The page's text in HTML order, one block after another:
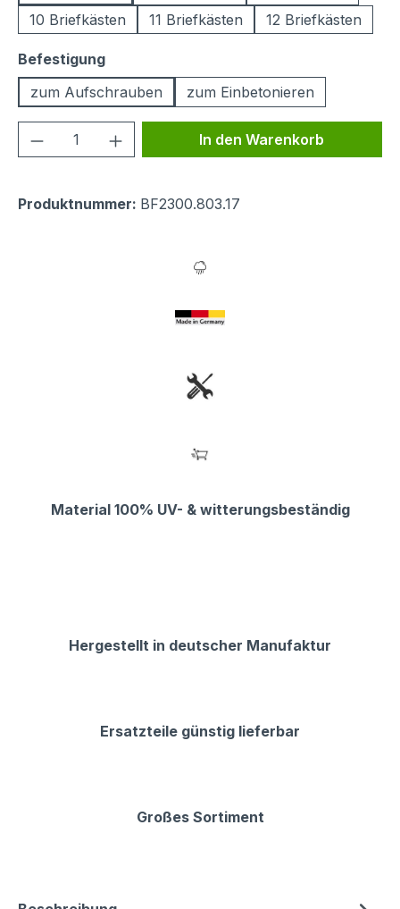
10 Briefkästen
11 Briefkästen 12 Briefkästen
Befestigungauswählen
zum Aufschrauben
zum Einbetonieren
Produkt Anzahl: Gib denIn den Warenkorb
Produktnummer: BF2300.803.17
Material 100% UV- & witterungsbeständig
Hergestellt in deutscher Manufaktur
Ersatzteile günstig lieferbar
Großes Sortiment